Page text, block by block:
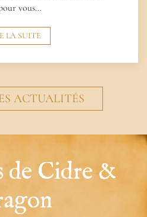
vous…
LA SUITE
ACTUALITÉS
de Cidre &